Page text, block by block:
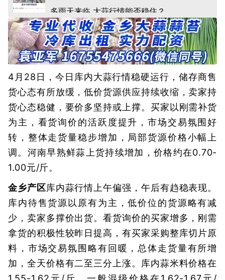
前天 19:03 发布
4月28日，今日库内大蒜行情稳硬运行，储存商售
货心态有所放缓，低价货源供应持续收缩，卖家持
货心态稳健，要价多坚持或上撑。买家以刚需补货
为主，看货询价的活跃度提升，市场交易氛围好
转，整体走货量稳步增加，局部货源价格小幅上
调。河南早熟鲜蒜上货持续增加，价格约在0.70-
1.00元/斤。
金乡产区库内蒜行情上午偏强，午后有趋稳表现。
库内待售货源以原有为主，低价位的货源略有减
少，卖家多撑价出货。看货询价的买家增多，刚需
拿货的积极性较昨日提高，有买家采购整库切片原
料，市场交易氛围略有回暖，总体走货量有所增
加，全天价格有二至三分上涨。库内蒜米料价格在